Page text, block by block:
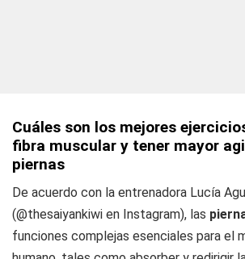
Cuáles son los mejores
fibra muscular y tener mayor
piernas
De acuerdo con la entrenadora Lucía
(@thesaiyankiwi en Instagram), las
funciones complejas esenciales para el